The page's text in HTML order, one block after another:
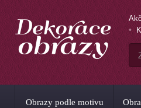
Obrazy podle motivu